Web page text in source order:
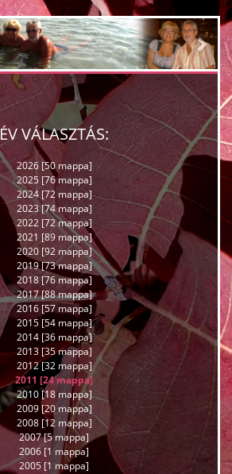
ÉV VÁLASZTÁS:
2026 [50 mappa]
2025 [76 mappa]
2024 [72 mappa]
2023 [74 mappa]
2022 [72 mappa]
2021 [89 mappa]
2020 [92 mappa]
2019 [73 mappa]
2018 [76 mappa]
2017 [88 mappa]
2016 [57 mappa]
2015 [54 mappa]
2014 [36 mappa]
2013 [35 mappa]
2012 [32 mappa]
2011 [24 mappa]
2010 [18 mappa]
2009 [20 mappa]
2008 [12 mappa]
2007 [5 mappa]
2006 [1 mappa]
2005 [1 mappa]